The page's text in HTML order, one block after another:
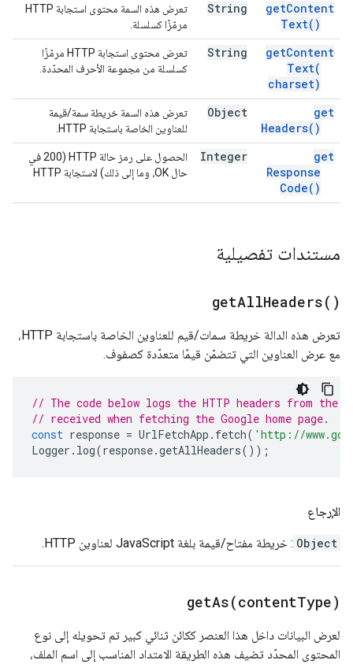
getContent
Text( )
String
تعرض هذه السمة محتوى استجابة HTTP
مرمّزًا كسلسلة.
getContent
Text(
charset)
String
تعرض محتوى استجابة HTTP مرمّزًا
كسلسلة من مجموعة الأحرف المحدّدة.
get
Headers( )
Object
تعرض هذه السمة خريطة سمة/قيمة
للعناوين الخاصة باستجابة HTTP.
get
Response
Code( )
Integer
الحصول على رمز حالة HTTP (200 في
حال OK، وما إلى ذلك) لاستجابة HTTP
مستندات تفصيلية
getAllHeaders( )
تعرض هذه الدالة خريطة سمات/قيم للعناوين الخاصة باستجابة HTTP،
مع عرض العناوين التي تتضمّن قيمًا متعدّدة كصفوف.
// The code below logs the HTTP headers from the
// received when fetching the Google home page.
const response = UrlFetchApp . fetch( 'http://
Logger . log(response.getAllHeaders());
الإرجاع
Object : خريطة مفتاح/قيمة بلغة JavaScript لعناوين HTTP.
getAs(contentType)
لعرض البيانات داخل هذا العنصر ككائن ثنائي كبير تم تحويله إلى نوع
المحتوى المحدّد تضيف هذه الطريقة الامتداد المناسب إلى اسم الملف،